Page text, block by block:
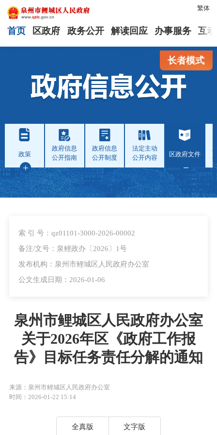
繁体
首页 区政府 政务公开 解读回应 办事服务 互
长者模式
政策
政府信息
公开指南
政府信息
公开制度
法定主动
公开内容
区政府文件
索 引 号：qz01101-3000-2026-00002
备注/文号：泉鲤政办〔2026〕1号
发布机构：泉州市鲤城区人民政府办公室
公文生成日期：2026-01-06
泉州市鲤城区人民政府办公室
关于2026年区《政府工作报
告》目标任务责任分解的通知
来源：泉州市鲤城区人民政府办公室
时间：2026-01-22 15:14
全真版 文字版